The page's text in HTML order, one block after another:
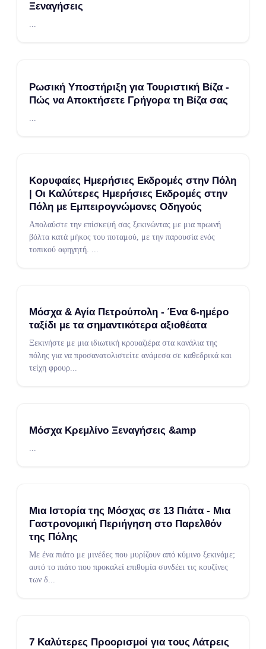
Ξεναγήσεις
...
Ρωσική Υποστήριξη για Τουριστική Βίζα -
Πώς να Αποκτήσετε Γρήγορα τη Βίζα σας
Κορυφαίες Ημερήσιες Εκδρομές στην Πόλη
| Οι Καλύτερες Ημερήσιες Εκδρομές στην
Πόλη με Εμπειρογνώμονες Οδηγούς
Απολαύστε την επίσκεψή σας ξεκινώντας με μια πρωινή
βόλτα κατά μήκος του ποταμού, με την παρουσία ενός
τοπικού αφηγητή.
Μόσχα & Αγία Πετρούπολη - Ένα 6-ημέρο
ταξίδι με τα σημαντικότερα αξιοθέατα
Ξεκινήστε με μια ιδιωτική κρουαζιέρα στα κανάλια της
πόλης για να προσανατολιστείτε ανάμεσα σε καθεδρικά και
τείχη φρουρ
Μόσχα Κρεμλίνο Ξεναγήσεις &amp
Μια Ιστορία της Μόσχας σε 13 Πιάτα - Μια
Γαστρονομική Περιήγηση στο Παρελθόν
της Πόλης
Με ένα πιάτο με μινέδες που μυρίζουν από κύμινο ξεκινάμε;
αυτό το πιάτο που προκαλεί επιθυμία συνδέει τις κουζίνες
των δ
7 Καλύτερες Προορισμοί για τους Λάτρεις